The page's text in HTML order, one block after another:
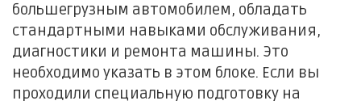
большегрузным автомобилем, обладать
стандартными навыками обслуживания,
диагностики и ремонта машины. Это
необходимо указать в этом блоке. Если вы
проходили специальную подготовку на